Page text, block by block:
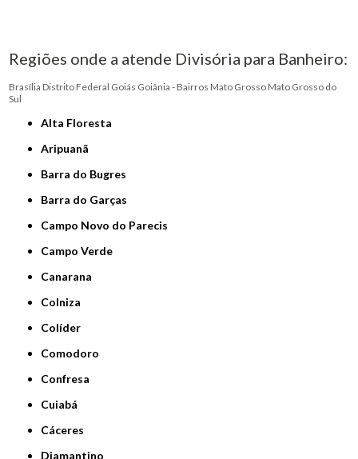
Regiões onde a atende Divisória para Banheiro:
Brasília Distrito Federal Goiás Goiânia - Bairros Mato Grosso Mato Grosso do
Sul
Alta Floresta
Aripuanã
Barra do Bugres
Barra do Garças
Campo Novo do Parecis
Campo Verde
Canarana
Colniza
Colíder
Comodoro
Confresa
Cuiabá
Cáceres
Diamantino